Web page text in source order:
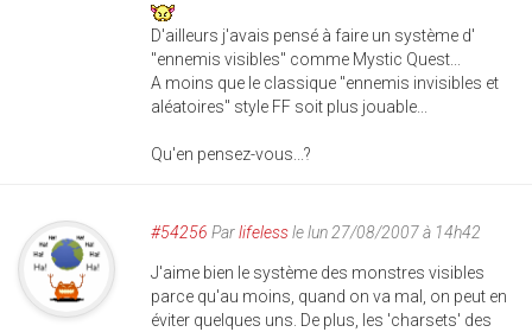
D'ailleurs j'avais pensé à faire un système d'
"ennemis visibles" comme Mystic Quest...
A moins que le classique "ennemis invisibles et
aléatoires" style FF soit plus jouable...
Qu'en pensez-vous...?
#54256 Parlifelessle lun 27/08/2007 à 14h42
J'aime bien le système des monstres visibles
parce qu'au moins, quand on va mal, on peut en
éviter quelques uns. De plus, les 'charsets' des